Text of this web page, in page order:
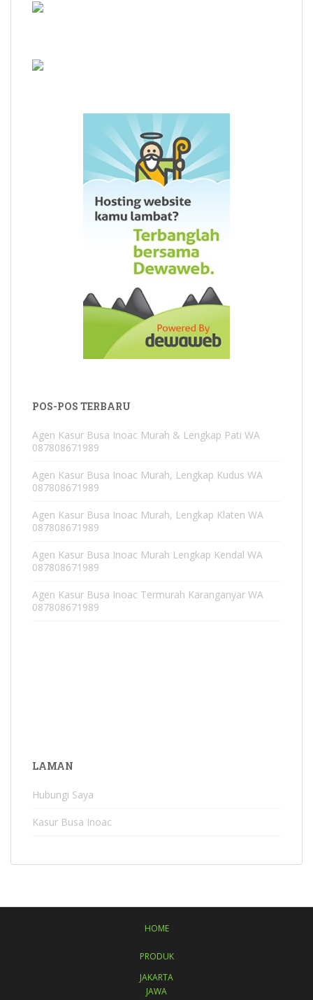
POS-POS TERBARU
Agen Kasur Busa Inoac Murah & Lengkap Pati WA
087808671989
Agen Kasur Busa Inoac Murah, Lengkap Kudus WA
087808671989
Agen Kasur Busa Inoac Murah, Lengkap Klaten WA
087808671989
Agen Kasur Busa Inoac Murah Lengkap Kendal WA
087808671989
Agen Kasur Busa Inoac Termurah Karanganyar WA
087808671989
LAMAN
Hubungi Saya
Kasur Busa Inoac
HOME
PRODUK
JAKARTA
JAWA